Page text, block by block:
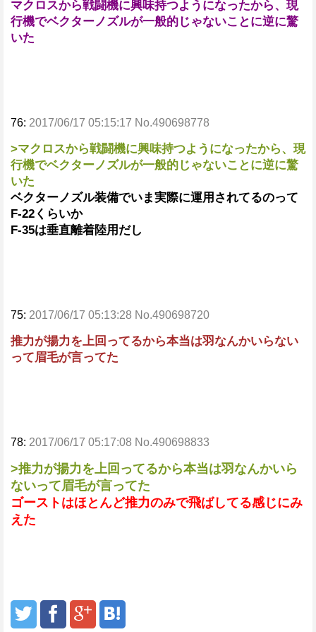
マクロスから戦闘機に興味持つようになったから、現
行機でベクターノズルが一般的じゃないことに逆に驚
いた
76: 2017/06/17 05:15:17 No.490698778
>マクロスから戦闘機に興味持つようになったから、現
行機でベクターノズルが一般的じゃないことに逆に驚
いた
ベクターノズル装備でいま実際に運用されてるのって
F-22くらいか
F-35は垂直離着陸用だし
75: 2017/06/17 05:13:28 No.490698720
推力が揚力を上回ってるから本当は羽なんかいらない
って眉毛が言ってた
78: 2017/06/17 05:17:08 No.490698833
>推力が揚力を上回ってるから本当は羽なんかいら
ないって眉毛が言ってた
ゴーストはほとんど推力のみで飛ばしてる感じにみ
えた